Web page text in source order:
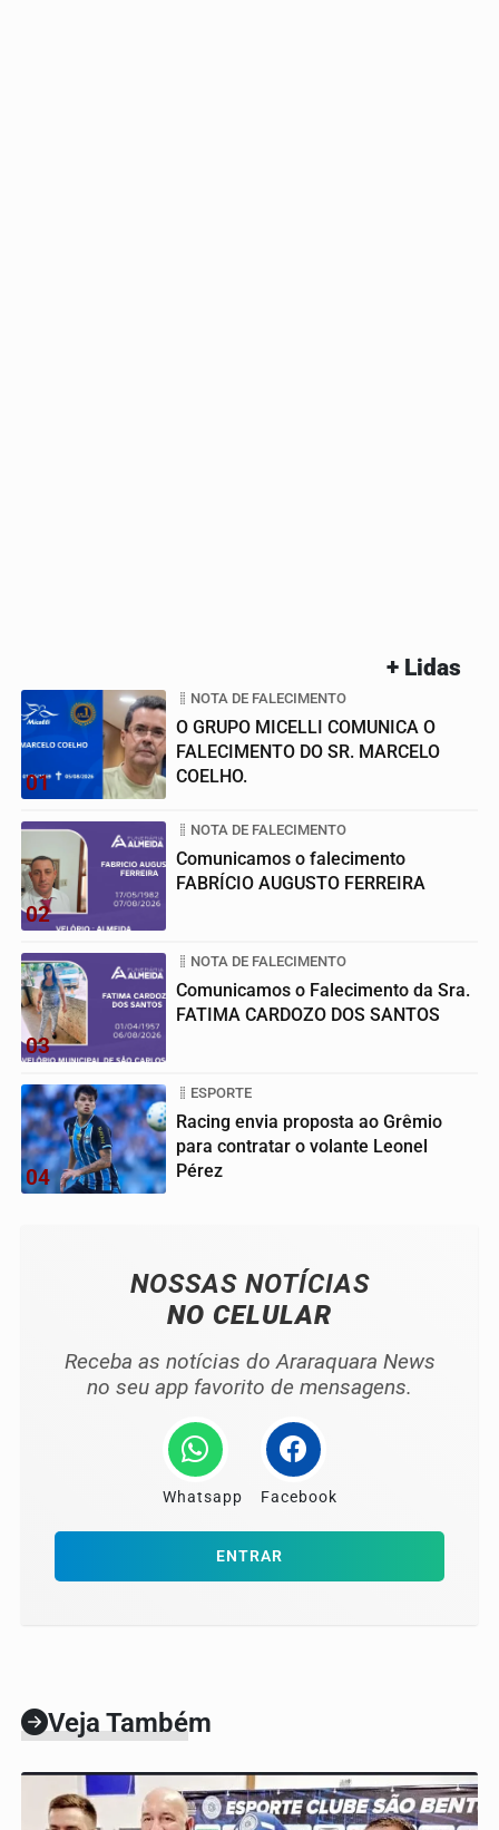
+ Lidas
01
NOTA DE FALECIMENTO
O GRUPO MICELLI COMUNICA O
FALECIMENTO DO SR. MARCELO
COELHO.
02
NOTA DE FALECIMENTO
Comunicamos o falecimento
FABRÍCIO AUGUSTO FERREIRA
03
NOTA DE FALECIMENTO
Comunicamos o Falecimento da Sra.
FATIMA CARDOZO DOS SANTOS
04
ESPORTE
Racing envia proposta ao Grêmio
para contratar o volante Leonel
Pérez
NOSSAS NOTÍCIAS
NO CELULAR
Receba as notícias do Araraquara News
no seu app favorito de mensagens.
Whatsapp Facebook
ENTRAR
Veja Também